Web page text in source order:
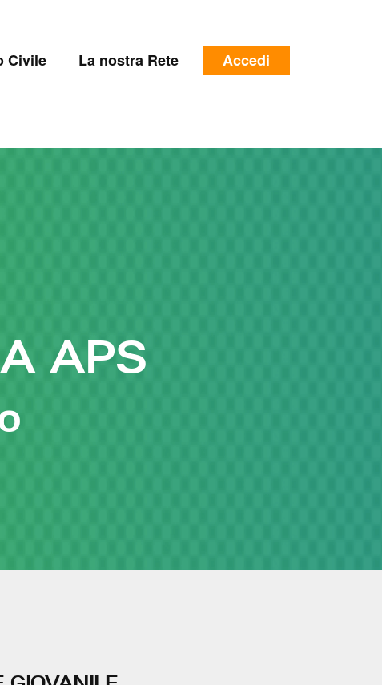
Civile La nostra Rete
Menu
utente
Accedi
APS